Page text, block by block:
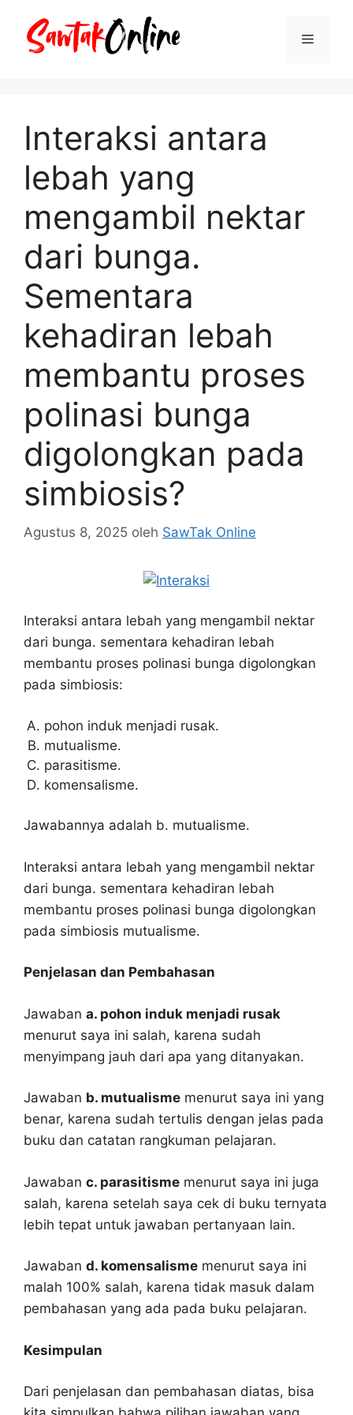
Menu
Interaksi antara
lebah yang
mengambil nektar
dari bunga.
Sementara
kehadiran lebah
membantu proses
polinasi bunga
digolongkan pada
simbiosis?
Agustus 8, 2025 oleh SawTak Online
Interaksi antara lebah yang mengambil nektar
dari bunga. sementara kehadiran lebah
membantu proses polinasi bunga digolongkan
pada simbiosis:
pohon induk menjadi rusak.
mutualisme.
parasitisme.
komensalisme.
Jawabannya adalah b. mutualisme.
Interaksi antara lebah yang mengambil nektar
dari bunga. sementara kehadiran lebah
membantu proses polinasi bunga digolongkan
pada simbiosis mutualisme.
Penjelasan dan Pembahasan
Jawaban a. pohon induk menjadi rusak
menurut saya ini salah, karena sudah
menyimpang jauh dari apa yang ditanyakan.
Jawaban b. mutualisme menurut saya ini yang
benar, karena sudah tertulis dengan jelas pada
buku dan catatan rangkuman pelajaran.
Jawaban c. parasitisme menurut saya ini juga
salah, karena setelah saya cek di buku ternyata
lebih tepat untuk jawaban pertanyaan lain.
Jawaban d. komensalisme menurut saya ini
malah 100% salah, karena tidak masuk dalam
pembahasan yang ada pada buku pelajaran.
Kesimpulan
Dari penjelasan dan pembahasan diatas, bisa